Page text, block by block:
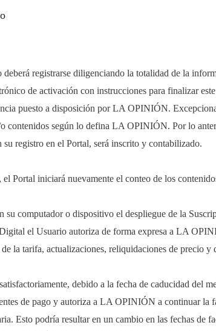
deberá registrarse diligenciando la totalidad de la
de activación con instrucciones para finalizar
puesto a disposición por LA OPINIÓN.
contenidos según lo defina LA OPINIÓN. Por lo
registro en el Portal, será inscrito y contabilizado.
Portal iniciará nuevamente el conteo de los
computador o dispositivo el despliegue de la
el Usuario autoriza de forma expresa a LA
la tarifa, actualizaciones, reliquidaciones de precio y
debido a la fecha de caducidad del
de pago y autoriza a LA OPINIÓN a continuar
Esto podría resultar en un cambio en las fechas